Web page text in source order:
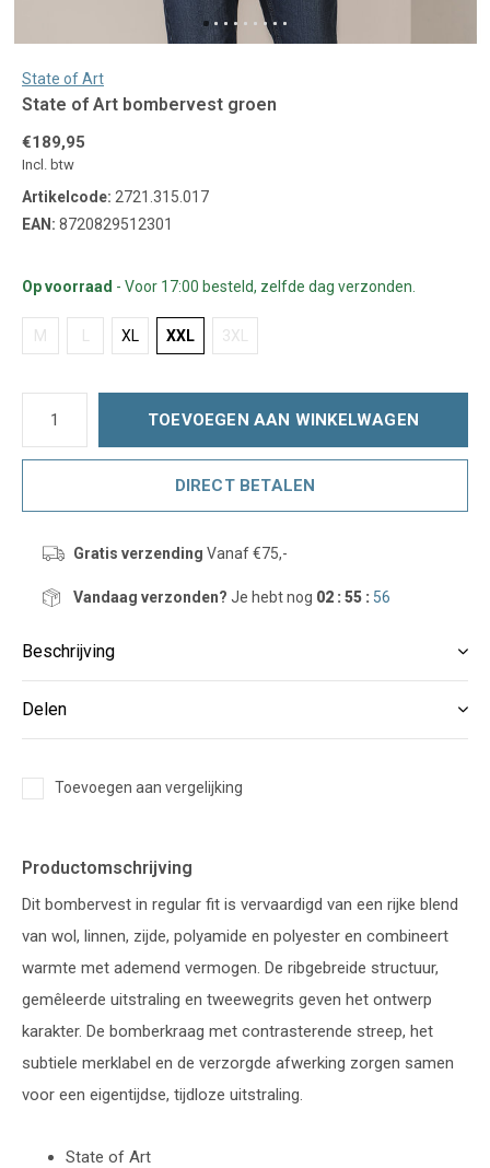
State of Art
State of Art bombervest groen
€189,95
Incl. btw
Artikelcode: 2721.315.017
EAN: 8720829512301
Op voorraad - Voor 17:00 besteld, zelfde dag verzonden.
M XL XXL 3XL
TOEVOEGEN AAN WINKELWAGEN
DIRECT BETALEN
Gratis verzending Vanaf €75,-
Vandaag verzonden? Je hebt nog 02 : 55 : 56
Beschrijving
Delen
Toevoegen aan vergelijking
Productomschrijving
Dit bombervest in regular fit is vervaardigd van een rijke blend
van wol, linnen, zijde, polyamide en polyester en combineert
warmte met ademend vermogen. De ribgebreide structuur,
gemêleerde uitstraling en tweewegrits geven het ontwerp
karakter. De bomberkraag met contrasterende streep, het
subtiele merklabel en de verzorgde afwerking zorgen samen
voor een eigentijdse, tijdloze uitstraling.
State of Art